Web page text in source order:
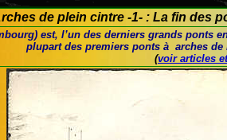
de plein cintre -1- : La fin des
est, l’un des derniers grands ponts
plupart des premiers ponts à arches de
(voir articles